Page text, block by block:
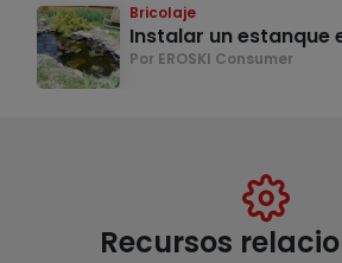
Bricolaje
Instalar un estanque
Por EROSKI Consumer
Recursos